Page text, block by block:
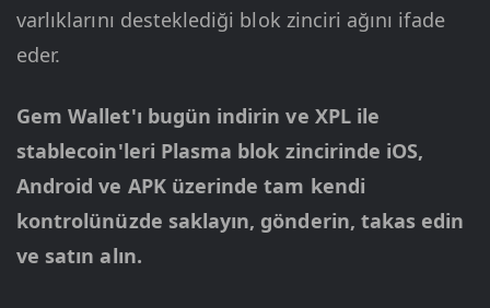
varlıklarını desteklediği blok zinciri ağını ifade
eder.
Gem Wallet'ı bugün indirin ve XPL ile
stablecoin'leri Plasma blok zincirinde iOS,
Android ve APK üzerinde tam kendi
kontrolünüzde saklayın, gönderin, takas edin
ve satın alın.